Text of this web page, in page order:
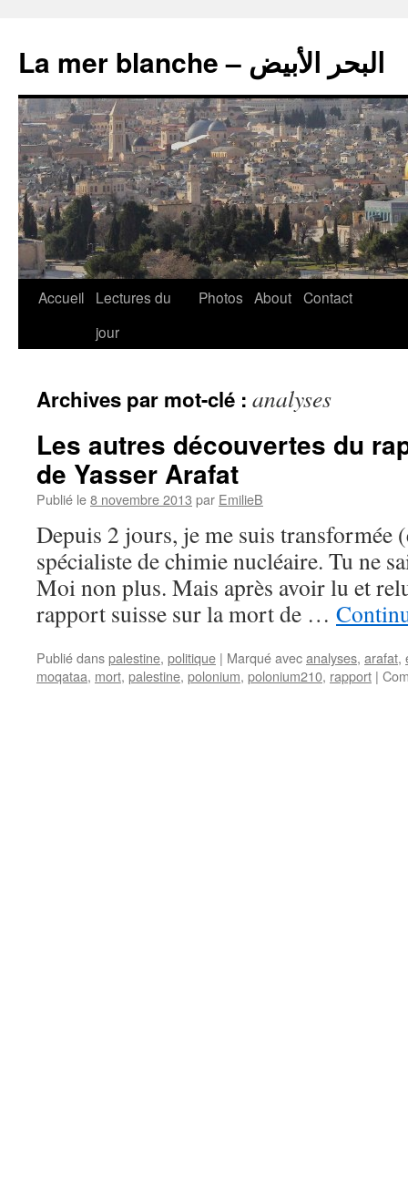
La mer blanche – البحر الأبيض
Accueil
Lectures du
jour
Photos About Contact
Archives par mot-clé : analyses
Les autres découvertes du
de Yasser Arafat
Publié le8 novembre 2013 par EmilieB
Depuis 2 jours, je me suis transformée
spécialiste de chimie nucléaire. Tu ne
Moi non plus. Mais après avoir lu et
rapport suisse sur la mort de …
Publié danspalestine, politique | Marqué avecanalyses, arafat,
moqataa, mort, palestine, polonium, polonium210, rapport |